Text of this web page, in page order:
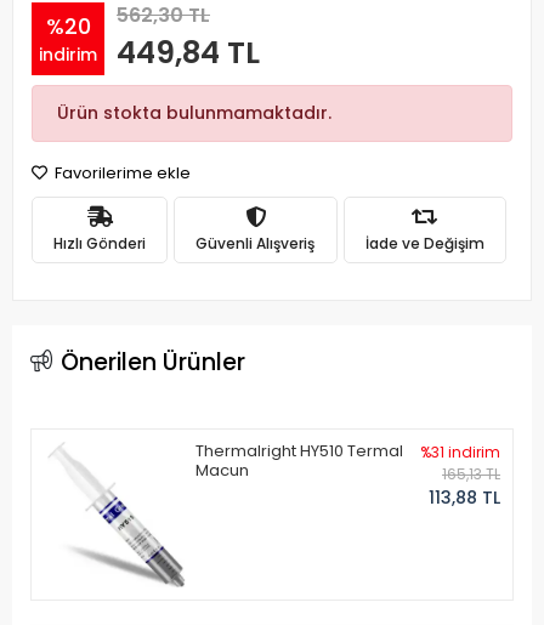
%20
indirim
562,30 TL
449,84 TL
Ürün stokta bulunmamaktadır.
Favorilerime ekle
Hızlı Gönderi Güvenli Alışveriş İade ve Değişim
Önerilen Ürünler
Thermalright HY510 Termal
Macun
%31 indirim
165,13 TL
113,88 TL